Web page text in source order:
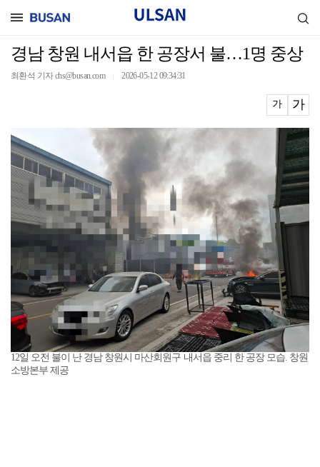
경남 창원 내서읍 한 공장서 불…1명 중상
최환석 기자 chs@busan.com 2026-05-12 09:34:31
가 가
12일 오전 불이 난 경남 창원시 마산회원구 내서읍 중리 한 공장 모습. 창원
소방본부 제공